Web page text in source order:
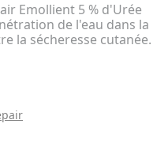
Emollient 5 % d'Urée
de l'eau dans la
la sécheresse cutanée.